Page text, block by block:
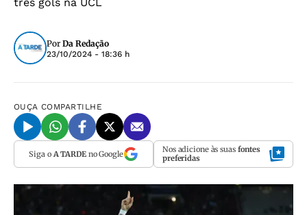
Por Da Redação
23/10/2024 - 18:36 h
OUÇA COMPARTILHE
Siga o A TARDEno Google Nos adicione às suas fontes
preferidas